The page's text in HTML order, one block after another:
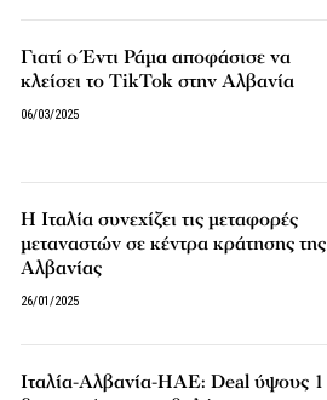
Γιατί ο Έντι Ράμα αποφάσισε να
κλείσει το TikTok στην Αλβανία
06/03/2025
Η Ιταλία συνεχίζει τις μεταφορές
μεταναστών σε κέντρα κράτησης της
Αλβανίας
26/01/2025
Ιταλία-Αλβανία-ΗΑΕ: Deal ύψους 1